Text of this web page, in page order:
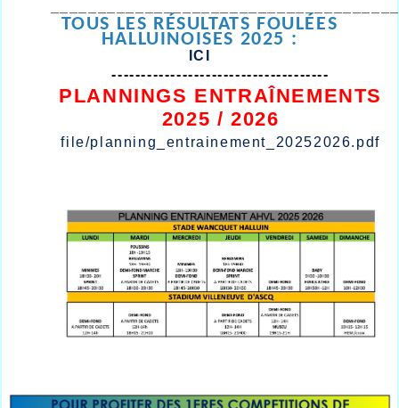
TOUS LES RÉSULTATS FOULÉES
HALLUINOISES 2025 :
ICI
-------------------------------------
PLANNINGS ENTRAÎNEMENTS
2025 / 2026
file/planning_entrainement_20252026.pdf